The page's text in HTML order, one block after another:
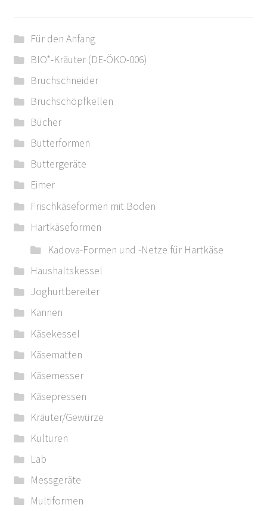
Für den Anfang
BIO*-Kräuter (DE-ÖKO-006)
Bruchschneider
Bruchschöpfkellen
Bücher
Butterformen
Buttergeräte
Eimer
Frischkäseformen mit Boden
Hartkäseformen
Kadova-Formen und -Netze für Hartkäse
Haushaltskessel
Joghurtbereiter
Kannen
Käsekessel
Käsematten
Käsemesser
Käsepressen
Kräuter/Gewürze
Kulturen
Lab
Messgeräte
Multiformen